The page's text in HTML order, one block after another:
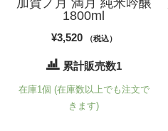
択
1800ml
¥3,520 （税込）
累計販売数1
在庫1個 (在庫数以上でも注文で
きます)